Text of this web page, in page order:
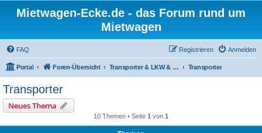
Mietwagen-Ecke.de - das Forum rund um
Mietwagen
FAQ Anmelden
Registrieren
Portal Foren-Übersicht Transporter & LKW & Wohnmobile Transporter
Transporter
Neues Thema
10 Themen • Seite 1 von 1